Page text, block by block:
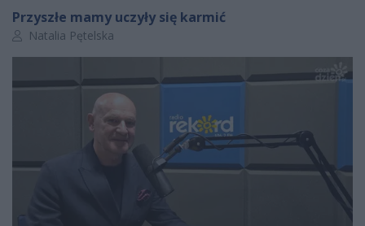
Przyszłe mamy uczyły się karmić
Autor artykułu:
Natalia Pętelska